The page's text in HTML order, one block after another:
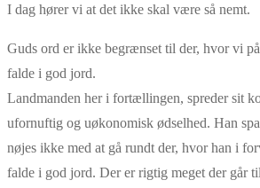
I dag hører vi at det ikke skal være så nemt.
Guds ord er ikke begrænset til der, hvor vi
falde i god jord.
Landmanden her i fortællingen, spreder sit
ufornuftig og uøkonomisk ødselhed. Han
nøjes ikke med at gå rundt der, hvor han i
falde i god jord. Der er rigtig meget der går